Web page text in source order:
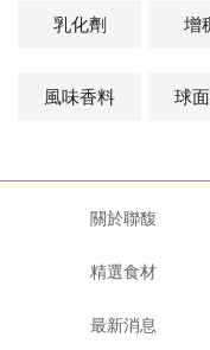
乳化劑 增
風味香料 球
關於聯馥
精選食材
最新消息